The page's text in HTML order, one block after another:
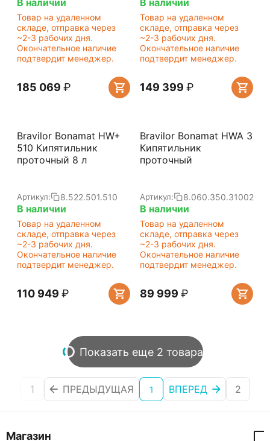
В наличии
Товар на удаленном
складе, отправка через
~2-3 рабочих дня.
Окончательное наличие
подтвердит менеджер.
185 069 ₽
В наличии
Товар на удаленном
складе, отправка через
~2-3 рабочих дня.
Окончательное наличие
подтвердит менеджер.
149 399 ₽
Bravilor Bonamat HW+
510 Кипятильник
проточный 8 л
Артикул: 8.522.501.510
В наличии
Товар на удаленном
складе, отправка через
~2-3 рабочих дня.
Окончательное наличие
подтвердит менеджер.
110 949 ₽
Bravilor Bonamat HWA 3
Кипятильник
проточный
Артикул: 8.060.350.31002
В наличии
Товар на удаленном
складе, отправка через
~2-3 рабочих дня.
Окончательное наличие
подтвердит менеджер.
89 999 ₽
Показать еще 2 товара
1 ПРЕДЫДУЩАЯ 1 ВПЕРЕД 2
Магазин